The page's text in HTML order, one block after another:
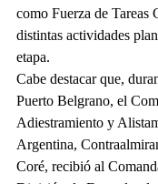
como Fuerza de Tareas
distintas actividades
etapa.
Cabe destacar que,
Puerto Belgrano, el
Adiestramiento y
Argentina,
Coré, recibió al